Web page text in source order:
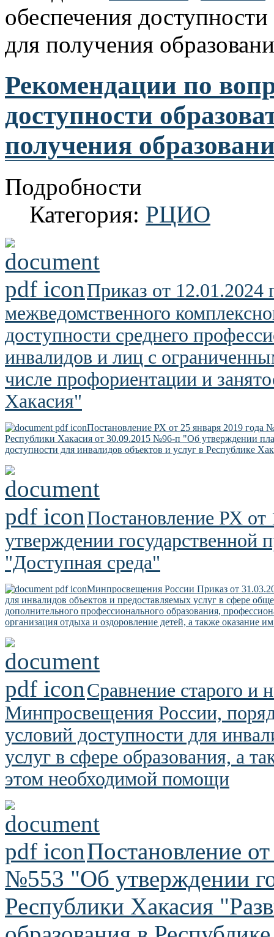
обеспечения
для получения
Рекомендации по
доступности
получения
Подробности
Категория: РЦИО
Приказ от
межведомственного
доступности среднего
инвалидов и лиц с
числе профориентации и
Хакасия"
Постановление РХ от 25 января 2019 года
Республики Хакасия от 30.09.2015 №96-п "Об утверждении
доступности для инвалидов объектов и услуг в Республике
Постановление РХ от
утверждении
"Доступная среда"
Минпросвещения России Приказ от
для инвалидов объектов и предоставляемых услуг в сфере
дополнительного профессионального образования,
организация отдыха и оздоровление детей, а также оказание
Сравнение старого и
Минпросвещения России,
условий доступности для
услуг в сфере образования, а
этом необходимой помощи
Постановление
№553 "Об утверждении
Республики Хакасия